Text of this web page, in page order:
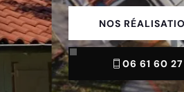
NOS
06 61 60